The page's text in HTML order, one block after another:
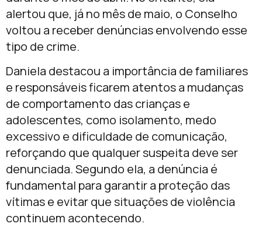
alertou que, já no mês de maio, o Conselho
voltou a receber denúncias envolvendo esse
tipo de crime.
Daniela destacou a importância de familiares
e responsáveis ficarem atentos a mudanças
de comportamento das crianças e
adolescentes, como isolamento, medo
excessivo e dificuldade de comunicação,
reforçando que qualquer suspeita deve ser
denunciada. Segundo ela, a denúncia é
fundamental para garantir a proteção das
vítimas e evitar que situações de violência
continuem acontecendo.